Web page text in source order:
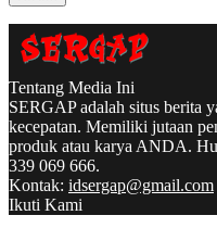
Tentang Media Ini
SERGAP adalah situs berita
kecepatan. Memiliki jutaan
produk atau karya ANDA.
339 069 666.
Kontak: idsergap@gmail.com
Ikuti Kami